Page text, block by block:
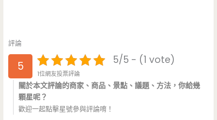
評論
5 5/5 - (1 vote)
1位網友投票評論
關於本文評論的商家、商品、景點、議題、方法，你給幾
顆星呢？
歡迎一起點擊星號參與評論唷！